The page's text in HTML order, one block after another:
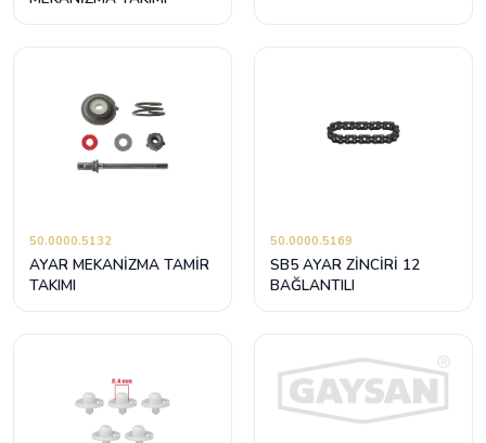
50.0000.5132
AYAR MEKANİZMA TAMİR
TAKIMI
50.0000.5169
SB5 AYAR ZİNCİRİ 12
BAĞLANTILI